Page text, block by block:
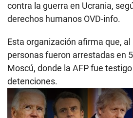
contra la guerra en Ucrania,
derechos humanos OVD-info.
Esta organización afirma que, al
personas fueron arrestadas en
Moscú, donde la AFP fue
detenciones.